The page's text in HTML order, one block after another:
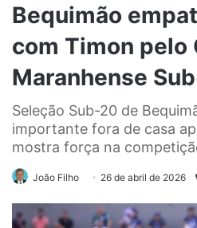
Bequimão
com Timon pelo
Maranhense
Seleção Sub-20 de
importante fora de casa
mostra força na
João Filho 26 de abril de 2026